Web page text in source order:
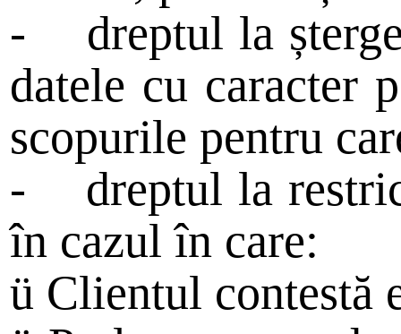
-
dreptul la
datele cu caracter
scopurile pentru
-
dreptul la
în cazul în care:
ü Clientul contestă